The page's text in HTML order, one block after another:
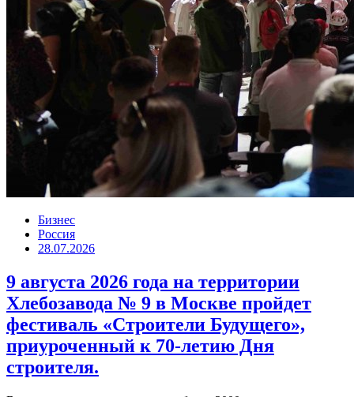
Бизнес
Россия
28.07.2026
9 августа 2026 года на территории
Хлебозавода № 9 в Москве пройдет
фестиваль «Строители Будущего»,
приуроченный к 70-летию Дня
строителя.